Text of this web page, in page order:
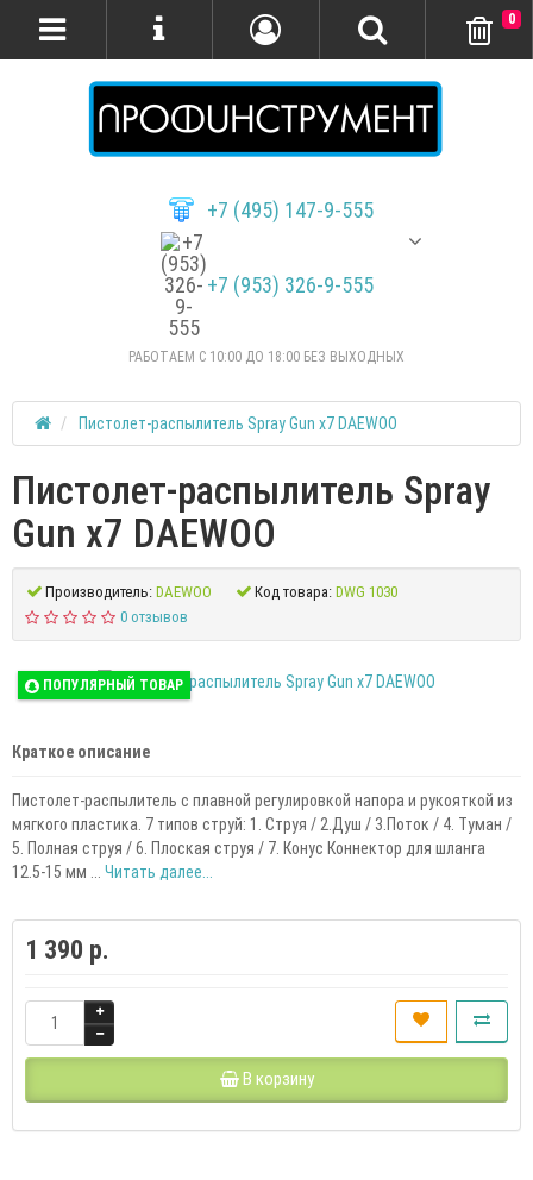
+7 (495) 147-9-555
+7 (953) 326-9-555
РАБОТАЕМ С 10:00 ДО 18:00 БЕЗ ВЫХОДНЫХ
0
Пистолет-распылитель Spray Gun x7 DAEWOO
Пистолет-распылитель Spray
Gun x7 DAEWOO
Производитель: DAEWOO Код товара: DWG 1030
0 отзывов
ПОПУЛЯРНЫЙ ТОВАР
Краткое описание
Пистолет-распылитель с плавной регулировкой напора и рукояткой из
мягкого пластика. 7 типов струй: 1. Струя / 2.Душ / 3.Поток / 4. Туман /
5. Полная струя / 6. Плоская струя / 7. Конус Коннектор для шланга
12.5-15 мм ... Читать далее...
1 390 р.
В корзину